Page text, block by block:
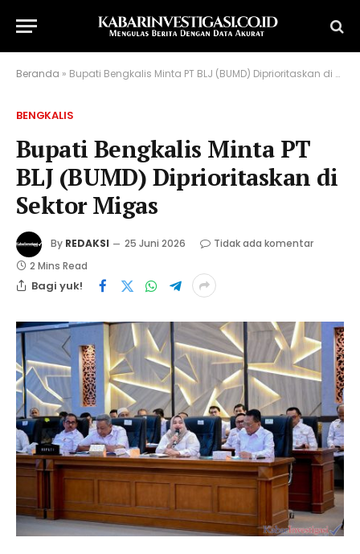
Beranda » Bupati Bengkalis Minta PT BLJ (BUMD) Diprioritaskan di Sektor Migas
BENGKALIS
Bupati Bengkalis Minta PT
BLJ (BUMD) Diprioritaskan di
Sektor Migas
By REDAKSI 25 Juni 2026
Tidak ada komentar
2 Mins Read
Bagi yuk!